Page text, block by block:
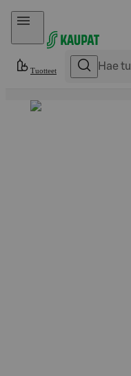
Hyppää sisältöön
Tuotteet